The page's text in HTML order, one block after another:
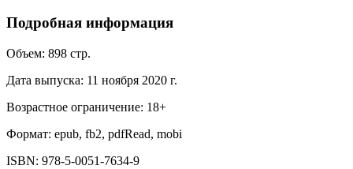
Подробная информация
Объем: 898 стр.
Дата выпуска: 11 ноября 2020 г.
Возрастное ограничение: 18+
Формат: epub, fb2, pdfRead, mobi
ISBN: 978-5-0051-7634-9